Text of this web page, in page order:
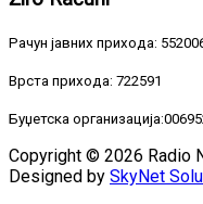
Рачун јавних прихода:
Врста прихода: 722591
Буџетска
Copyright © 2026 Radio
Designed by SkyNet